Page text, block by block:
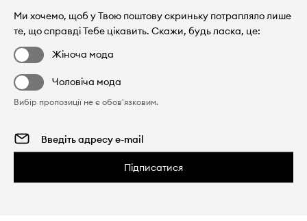
Ми хочемо, щоб у Твою поштову скриньку потрапляло лише
те, що справді Тебе цікавить. Скажи, будь ласка, це:
Жіноча мода
Чоловіча мода
Вибір пропозиції не є обов'язковим.
Підписатися